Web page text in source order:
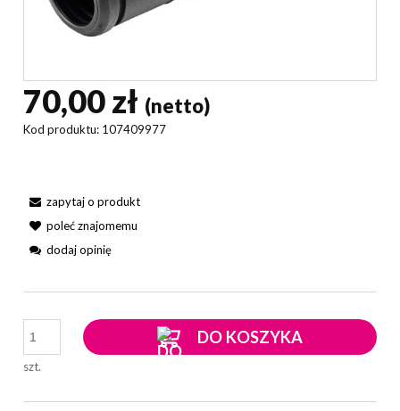
70,00 zł (netto)
Kod produktu: 107409977
zapytaj o produkt
poleć znajomemu
dodaj opinię
szt.
DO KOSZYKA